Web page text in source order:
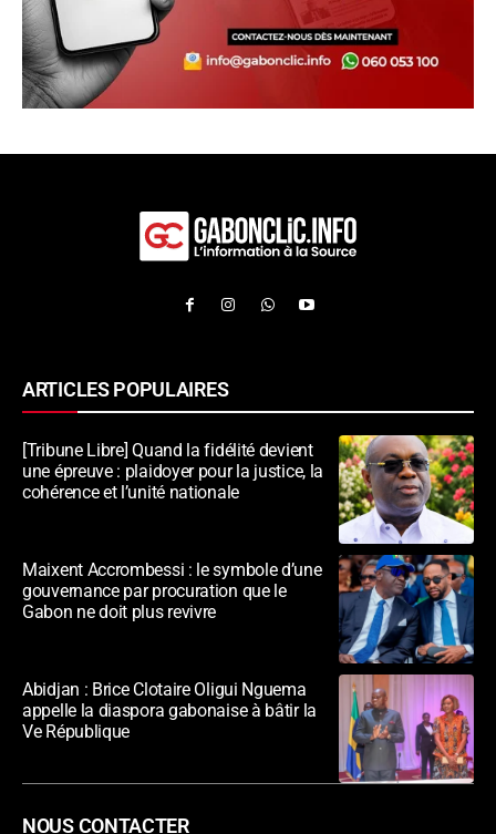
ARTICLES POPULAIRES
[Tribune Libre] Quand la fidélité devient
une épreuve : plaidoyer pour la justice, la
cohérence et l’unité nationale
Maixent Accrombessi : le symbole d’une
gouvernance par procuration que le
Gabon ne doit plus revivre
Abidjan : Brice Clotaire Oligui Nguema
appelle la diaspora gabonaise à bâtir la
Ve République
NOUS CONTACTER